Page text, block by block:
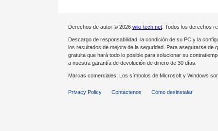
Derechos de autor © 2026 wiki-tech.net . Todos los derechos
Descargo de responsabilidad: la condición de su PC y la
los resultados de mejora de la seguridad. Para asegurarse de
gratuita que hará todo lo posible para solucionar su
a nuestra garantía de devolución de dinero de 30 días.
Marcas comerciales: Los símbolos de Microsoft y Windows
Privacy Policy Contáctenos Cómo desinstalar